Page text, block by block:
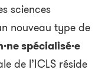
sciences
nouveau type de
spécialisé·e
de l’ICLS réside